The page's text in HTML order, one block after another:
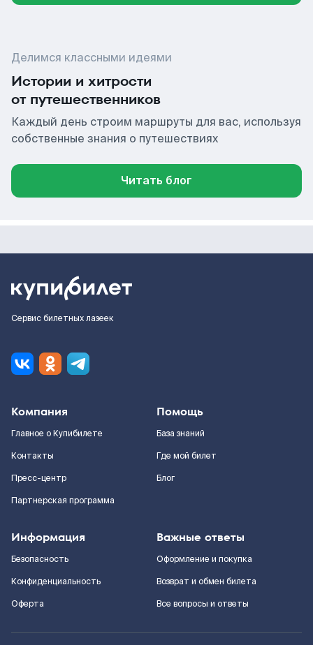
Делимся классными идеями
Истории и хитрости
от путешественников
Каждый день строим маршруты для вас, используя
собственные знания о путешествиях
Читать блог
Сервис билетных лазеек
Компания
Главное о Купибилете
Контакты
Пресс-центр
Партнерская программа
Помощь
База знаний
Где мой билет
Блог
Информация
Безопасность
Конфиденциальность
Оферта
Важные ответы
Оформление и покупка
Возврат и обмен билета
Все вопросы и ответы